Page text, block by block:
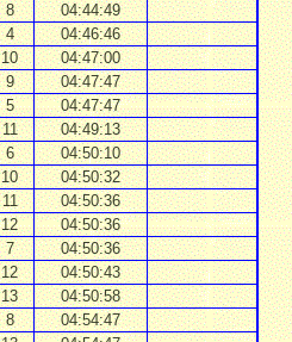
8
04:44:49
4
04:46:46
10
04:47:00
9
04:47:47
5
04:47:47
11
04:49:13
6
04:50:10
10
04:50:32
11
04:50:36
12
04:50:36
7
04:50:36
12
04:50:43
13
04:50:58
8
04:54:47